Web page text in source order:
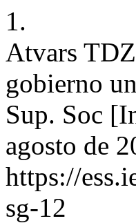
1.
Atvars
gobierno
Sup. Soc
agosto de
https://
sg-12